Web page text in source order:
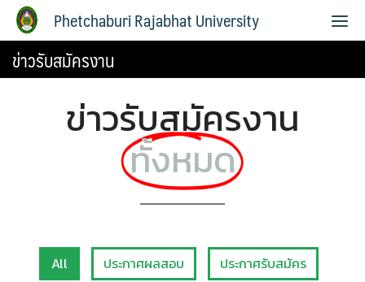
Phetchaburi Rajabhat University
ข่าวรับสมัครงาน
ข่าวรับสมัครงาน
ทั้งหมด
All ประกาศผลสอบ ประกาศรับสมัคร